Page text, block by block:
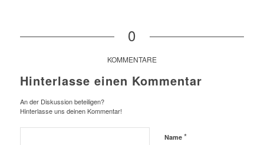
0
KOMMENTARE
Hinterlasse einen Kommentar
An der Diskussion beteiligen?
Hinterlasse uns deinen Kommentar!
Name *